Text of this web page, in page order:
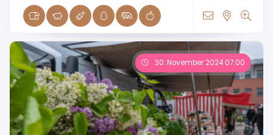
30. November 2024 07:00